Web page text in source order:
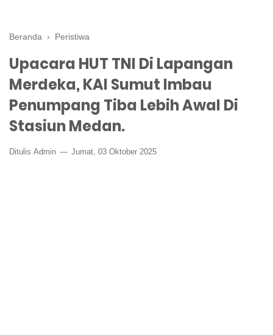
Beranda › Peristiwa
Upacara HUT TNI Di Lapangan
Merdeka, KAI Sumut Imbau
Penumpang Tiba Lebih Awal Di
Stasiun Medan.
Ditulis Admin Jumat, 03 Oktober 2025